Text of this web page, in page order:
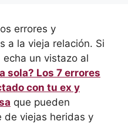
errores y
a la vieja relación. Si
un vistazo al
sola? Los 7 errores
con tu ex y
que pueden
de viejas heridas y